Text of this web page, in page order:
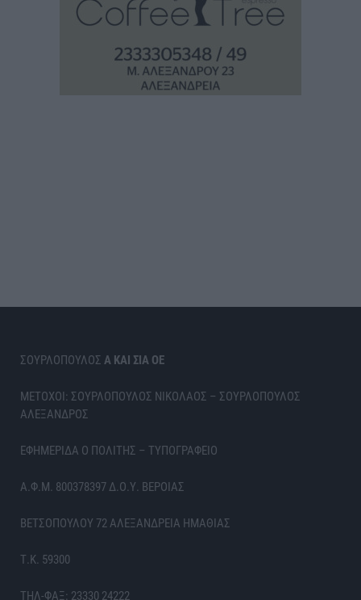
ΣΟΥΡΛΟΠΟΥΛΟΣ Α ΚΑΙ ΣΙΑ ΟΕ
ΜΕΤΟΧΟΙ: ΣΟΥΡΛΟΠΟΥΛΟΣ ΝΙΚΟΛΑΟΣ – ΣΟΥΡΛΟΠΟΥΛΟΣ
ΑΛΕΞΑΝΔΡΟΣ
ΕΦΗΜΕΡΙΔΑ Ο ΠΟΛΙΤΗΣ – ΤΥΠΟΓΡΑΦΕΙΟ
Α.Φ.Μ. 800378397 Δ.Ο.Υ. ΒΕΡΟΙΑΣ
ΒΕΤΣΟΠΟΥΛΟΥ 72 ΑΛΕΞΑΝΔΡΕΙΑ ΗΜΑΘΙΑΣ
Τ.Κ. 59300
ΤΗΛ-ΦΑΞ: 23330 24222